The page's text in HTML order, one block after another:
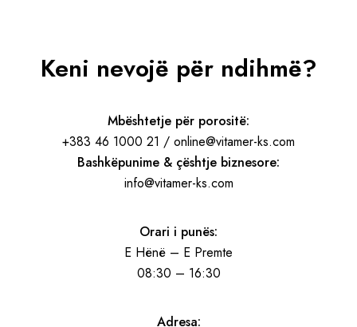
Keni nevojë për ndihmë?
Mbështetje për porositë:
+383 46 1000 21 / online@vitamer-ks.com
Bashkëpunime & çështje biznesore:
info@vitamer-ks.com
Orari i punës:
E Hënë – E Premte
08:30 – 16:30
Adresa: